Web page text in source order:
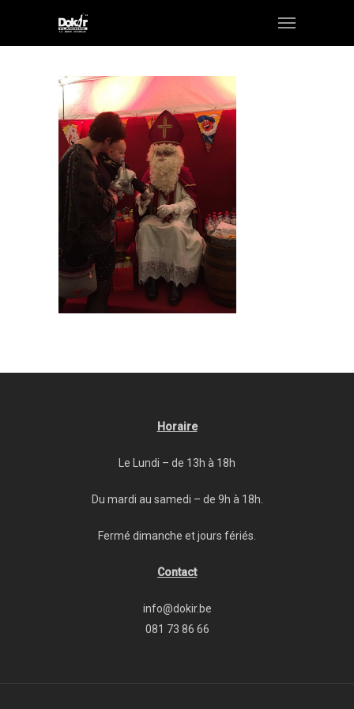
Horaire
Le Lundi – de 13h à 18h
Du mardi au samedi – de 9h à 18h.
Fermé dimanche et jours fériés.
Contact
info@dokir.be
081 73 86 66